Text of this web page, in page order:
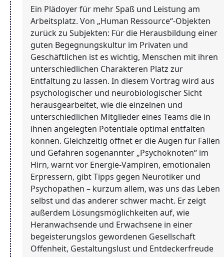
Ein Plädoyer für mehr Spaß und Leistung am
Arbeitsplatz. Von „Human Ressource“-Objekten
zurück zu Subjekten: Für die Herausbildung einer
guten Begegnungskultur im Privaten und
Geschäftlichen ist es wichtig, Menschen mit ihren
unterschiedlichen Charakteren Platz zur
Entfaltung zu lassen. In diesem Vortrag wird aus
psychologischer und neurobiologischer Sicht
herausgearbeitet, wie die einzelnen und
unterschiedlichen Mitglieder eines Teams die in
ihnen angelegten Potentiale optimal entfalten
können. Gleichzeitig öffnet er die Augen für Fallen
und Gefahren sogenannter „Psychoknoten“ im
Hirn, warnt vor Energie-Vampiren, emotionalen
Erpressern, gibt Tipps gegen Neurotiker und
Psychopathen – kurzum allem, was uns das Leben
selbst und das anderer schwer macht. Er zeigt
außerdem Lösungsmöglichkeiten auf, wie
Heranwachsende und Erwachsene in einer
begeisterungslos gewordenen Gesellschaft
Offenheit, Gestaltungslust und Entdeckerfreude